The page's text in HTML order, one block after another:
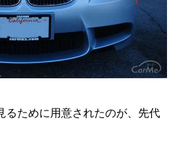
るために用意されたのが、先代